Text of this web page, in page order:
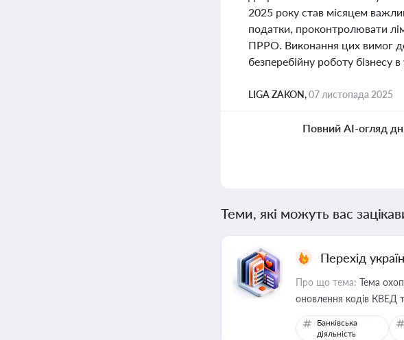
2025 року став місяцем
податки, проконтролювати
ПРРО. Виконання цих вимог
безперебійну роботу бізнесу в
LIGA ZAKON,07 листопада 2025
Повний AI-огляд
Теми, які можуть вас
Перехід
Про що тема: Тема
оновлення кодів КВЕД
Банківська
діяльність